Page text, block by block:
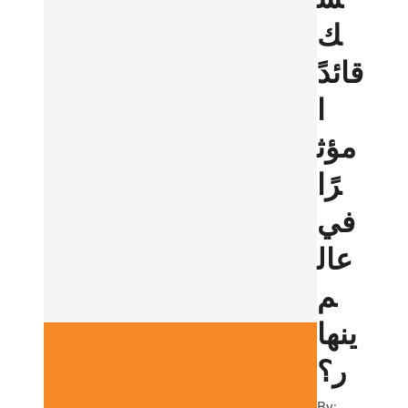
ك
قائدً
مؤث
رًا
في
عال
م
ينها
ر؟